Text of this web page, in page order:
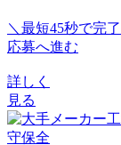
＼最短45秒で完
応募へ進む
詳しく
見る